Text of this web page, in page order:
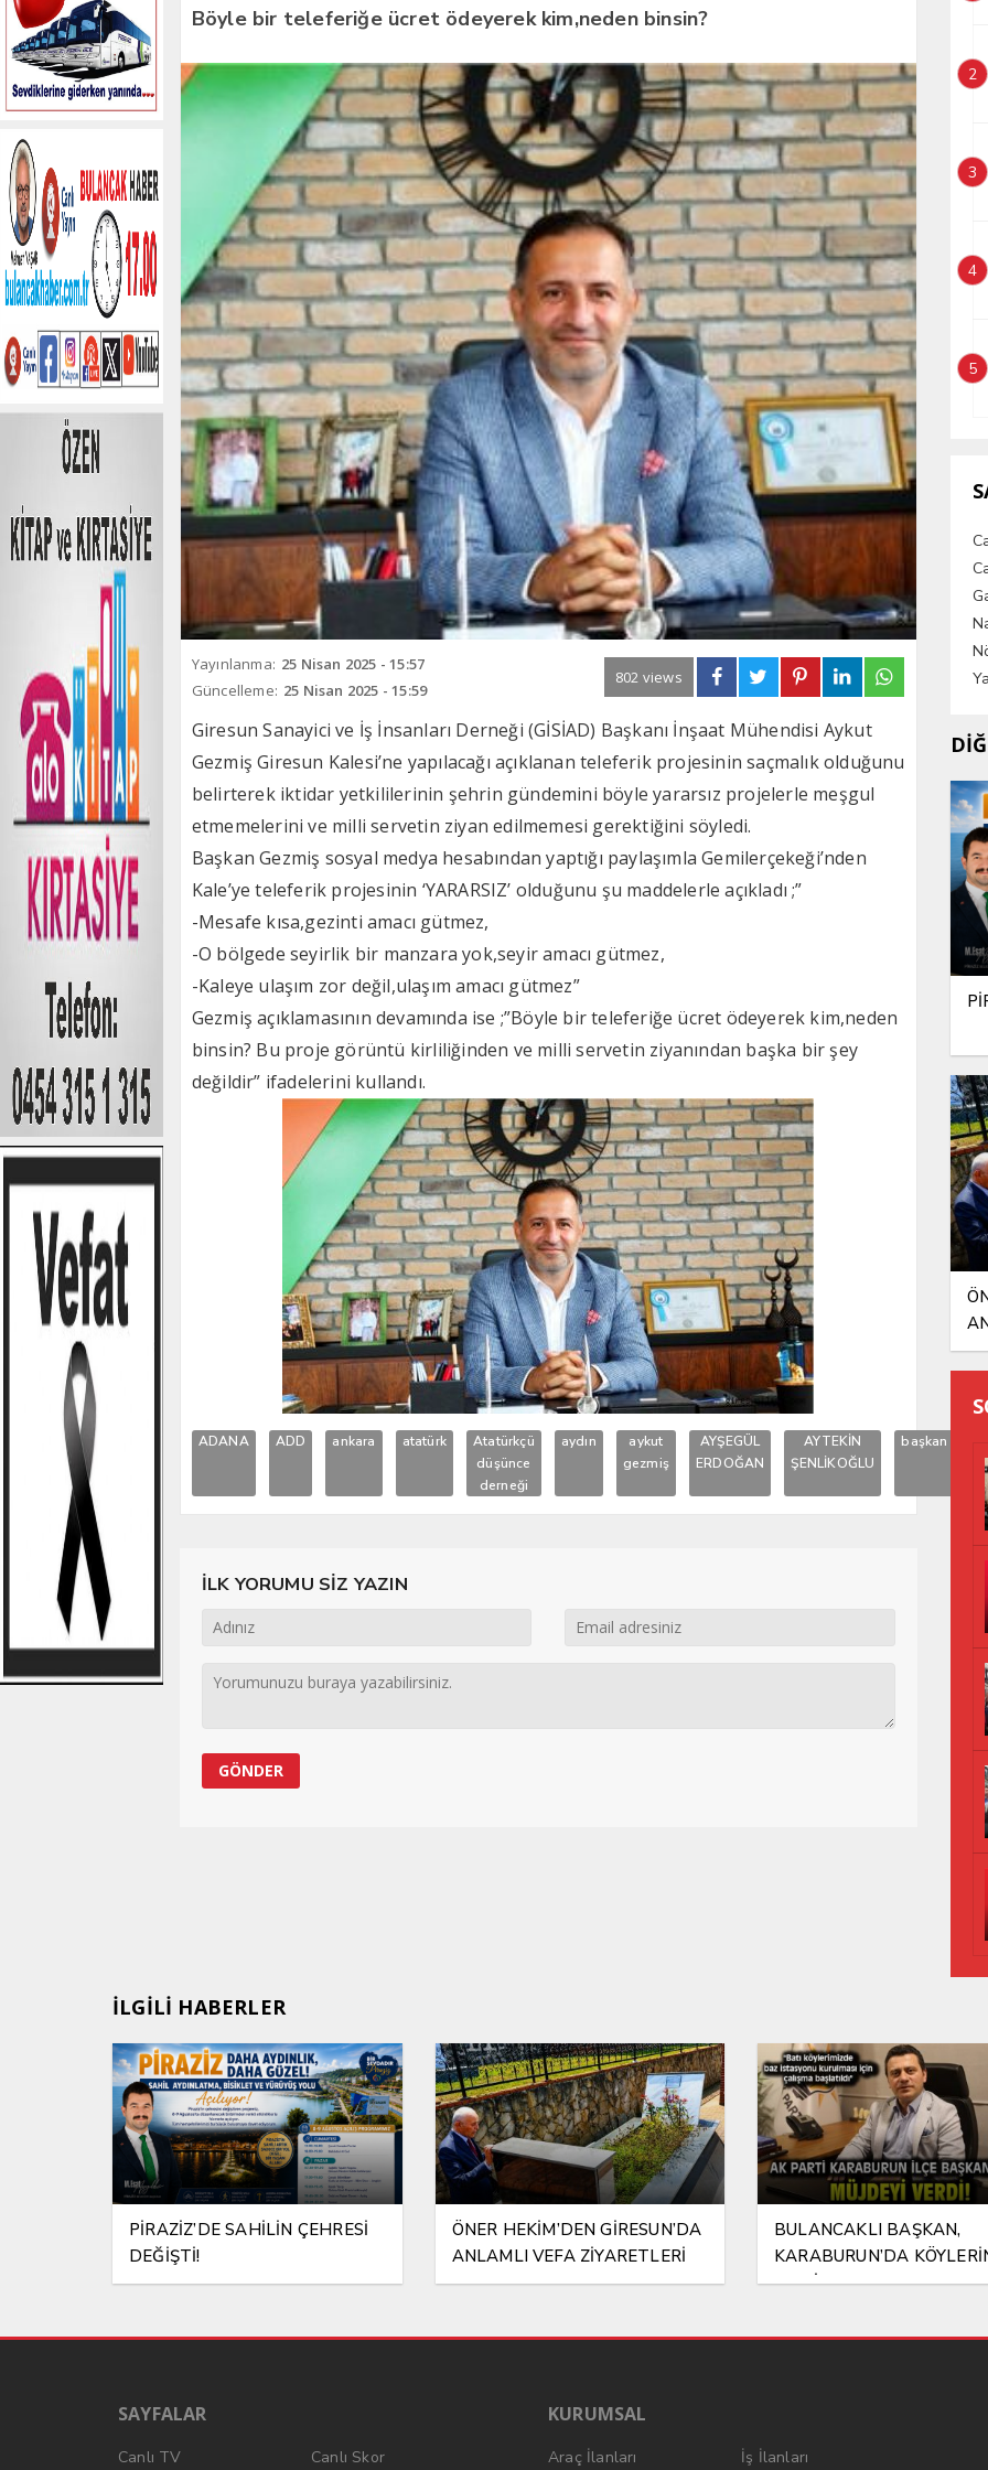
Böyle bir teleferiğe ücret ödeyerek kim,neden binsin?
Yayınlanma: 25 Nisan 2025 - 15:57
Güncelleme: 25 Nisan 2025 - 15:59
802 views
Giresun Sanayici ve İş İnsanları Derneği (GİSİAD) Başkanı İnşaat Mühendisi Aykut
Gezmiş Giresun Kalesi’ne yapılacağı açıklanan teleferik projesinin saçmalık olduğunu
belirterek iktidar yetkililerinin şehrin gündemini böyle yararsız projelerle meşgul
etmemelerini ve milli servetin ziyan edilmemesi gerektiğini söyledi.
Başkan Gezmiş sosyal medya hesabından yaptığı paylaşımla Gemilerçekeği’nden
Kale’ye teleferik projesinin ‘YARARSIZ’ olduğunu şu maddelerle açıkladı ;”
-Mesafe kısa,gezinti amacı gütmez,
-O bölgede seyirlik bir manzara yok,seyir amacı gütmez,
-Kaleye ulaşım zor değil,ulaşım amacı gütmez”
Gezmiş açıklamasının devamında ise ;”Böyle bir teleferiğe ücret ödeyerek kim,neden
binsin? Bu proje görüntü kirliliğinden ve milli servetin ziyanından başka bir şey
değildir” ifadelerini kullandı.
ADANA ADD ankara atatürk
Atatürkçü
düşünce
derneği
aydın
aykut
gezmiş
AYŞEGÜL
ERDOĞAN
AYTEKİN
ŞENLİKOĞLU
başkan
İLK YORUMU SİZ YAZIN
2
3
4
5
İLGİLİ HABERLER
PİRAZİZ’DE SAHİLİN ÇEHRESİ
DEĞİŞTİ!
ÖNER HEKİM’DEN GİRESUN’DA
ANLAMLI VEFA ZİYARETLERİ
BULANCAKLI BAŞKAN,
KARABURUN’DA
BAZ İSTASYONU
SAYFALAR
Canlı TV Canlı Skor
KURUMSAL
Araç İlanları İş İlanları